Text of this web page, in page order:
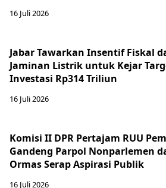
16 Juli 2026
Jabar Tawarkan Insentif Fiskal
Jaminan Listrik untuk Kejar
Investasi Rp314 Triliun
16 Juli 2026
Komisi II DPR Pertajam RUU
Gandeng Parpol Nonparlemen
Ormas Serap Aspirasi Publik
16 Juli 2026